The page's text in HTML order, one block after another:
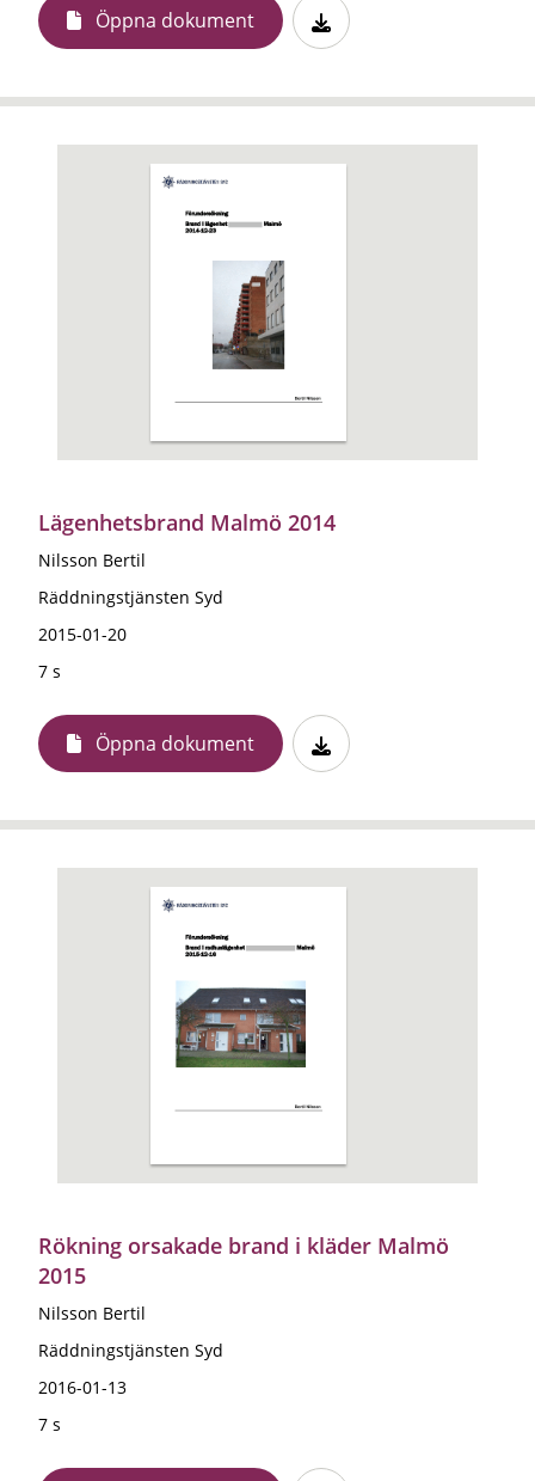
Öppna dokument
Lägenhetsbrand Malmö 2014
Nilsson Bertil
Räddningstjänsten Syd
2015-01-20
7 s
Öppna dokument
Rökning orsakade brand i kläder Malmö
2015
Nilsson Bertil
Räddningstjänsten Syd
2016-01-13
7 s